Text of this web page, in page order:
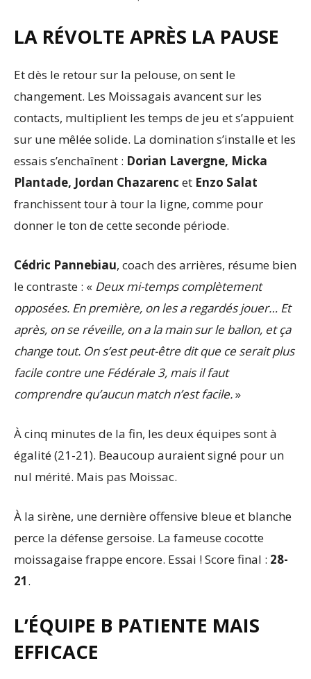
LA RÉVOLTE APRÈS LA PAUSE
Et dès le retour sur la pelouse, on sent le
changement. Les Moissagais avancent sur les
contacts, multiplient les temps de jeu et s’appuient
sur une mêlée solide. La domination s’installe et les
essais s’enchaînent : Dorian Lavergne, Micka
Plantade, Jordan Chazarenc et Enzo Salat
franchissent tour à tour la ligne, comme pour
donner le ton de cette seconde période.
Cédric Pannebiau, coach des arrières, résume bien
le contraste : « Deux mi-temps complètement
opposées. En première, on les a regardés jouer… Et
après, on se réveille, on a la main sur le ballon, et ça
change tout. On s’est peut-être dit que ce serait plus
facile contre une Fédérale 3, mais il faut
comprendre qu’aucun match n’est facile.»
À cinq minutes de la fin, les deux équipes sont à
égalité (21-21). Beaucoup auraient signé pour un
nul mérité. Mais pas Moissac.
À la sirène, une dernière offensive bleue et blanche
perce la défense gersoise. La fameuse cocotte
moissagaise frappe encore. Essai ! Score final : 28-
21.
L’ÉQUIPE B PATIENTE MAIS
EFFICACE